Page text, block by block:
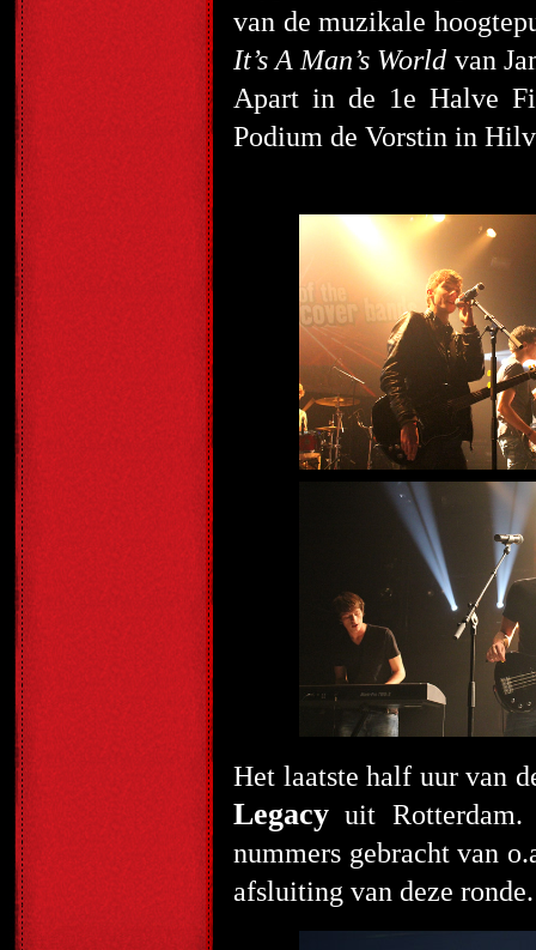
van de muzikale
It’s A Man’s World van
Apart in de 1e Halve
Podium de Vorstin in
Het laatste half uur van
Legacy uit
nummers gebracht van
afsluiting van deze ronde.